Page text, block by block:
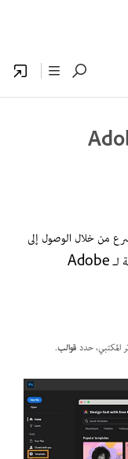
من خلال الوصول إلى
قوالب Adobe Express من الشاشة الرئيسية لـ Adobe
قوالب.